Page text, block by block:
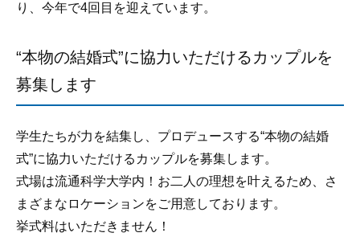
り、今年で4回目を迎えています。
“本物の結婚式”に協力いただけるカップルを
募集します
学生たちが力を結集し、プロデュースする“本物の結婚
式”に協力いただけるカップルを募集します。
式場は流通科学大学内！お二人の理想を叶えるため、さ
まざまなロケーションをご用意しております。
挙式料はいただきません！